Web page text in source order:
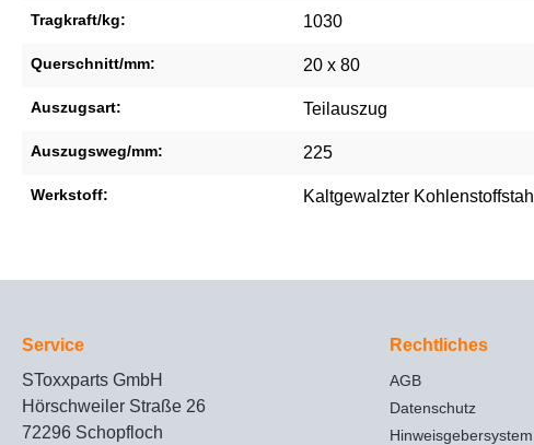
Tragkraft/kg: 1030
Querschnitt/mm: 20 x 80
Auszugsart: Teilauszug
Auszugsweg/mm: 225
Werkstoff: Kaltgewalzter Kohlenstoffstahl
Service
SToxxparts GmbH
Hörschweiler Straße 26
72296 Schopfloch
Rechtliches
AGB
Datenschutz
Hinweisgebersystem